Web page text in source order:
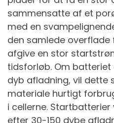
sammensatte af et
med en
den samlede overflade
afgive en stor
tidsforløb. Om
dyb afladning, vil dette
materiale hurtigt
i cellerne.
efter 30-150 dybe